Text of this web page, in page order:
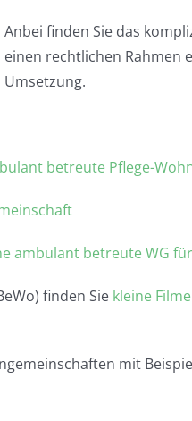
Anbei finden Sie das
einen rechtlichen Rahmen
Umsetzung.
betreute Pflege-
ambulant betreute WG
finden Sie kleine Filme
mit